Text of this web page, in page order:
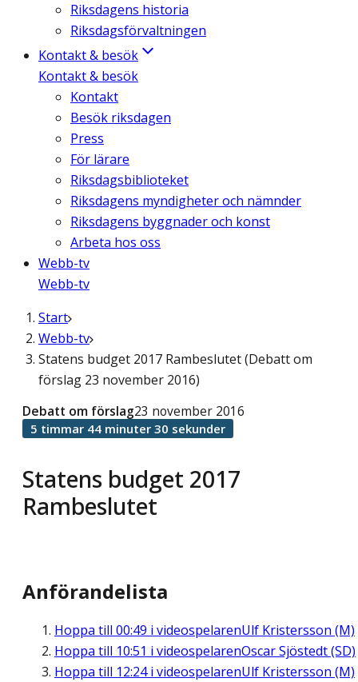
Riksdagens historia
Riksdagsförvaltningen
Kontakt & besök
Kontakt & besök
Kontakt
Besök riksdagen
Press
För lärare
Riksdagsbiblioteket
Riksdagens myndigheter och nämnder
Riksdagens byggnader och konst
Arbeta hos oss
Webb-tv
Webb-tv
Start
Webb-tv
Statens budget 2017 Rambeslutet (Debatt om
förslag 23 november 2016)
Statens budget 2017
Rambeslutet
Debatt om förslag23 november 2016
5 timmar 44 minuter 30 sekunder
Anförandelista
Hoppa till 00:49 i videospelarenUlf Kristersson (M)
Hoppa till 10:51 i videospelarenOscar Sjöstedt (SD)
Hoppa till 12:24i videospelarenUlf Kristersson (M)